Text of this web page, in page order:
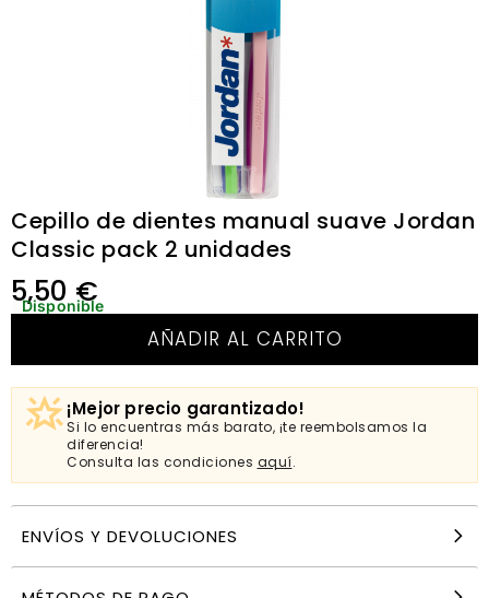
Cepillo de dientes manual suave Jordan
Classic pack 2 unidades
5,50 €
Disponible
AÑADIR AL CARRITO
¡Mejor precio garantizado!
Si lo encuentras más barato, ¡te reembolsamos la
diferencia!
Consulta las condiciones aquí.
ENVÍOS Y DEVOLUCIONES